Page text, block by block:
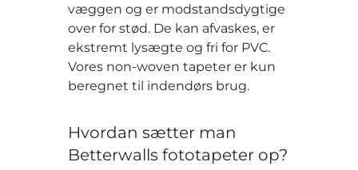
væggen og er modstandsdygtige
over for stød. De kan afvaskes, er
ekstremt lysægte og fri for PVC.
Vores non-woven tapeter er kun
beregnet til indendørs brug.
Hvordan sætter man
Betterwalls fototapeter op?